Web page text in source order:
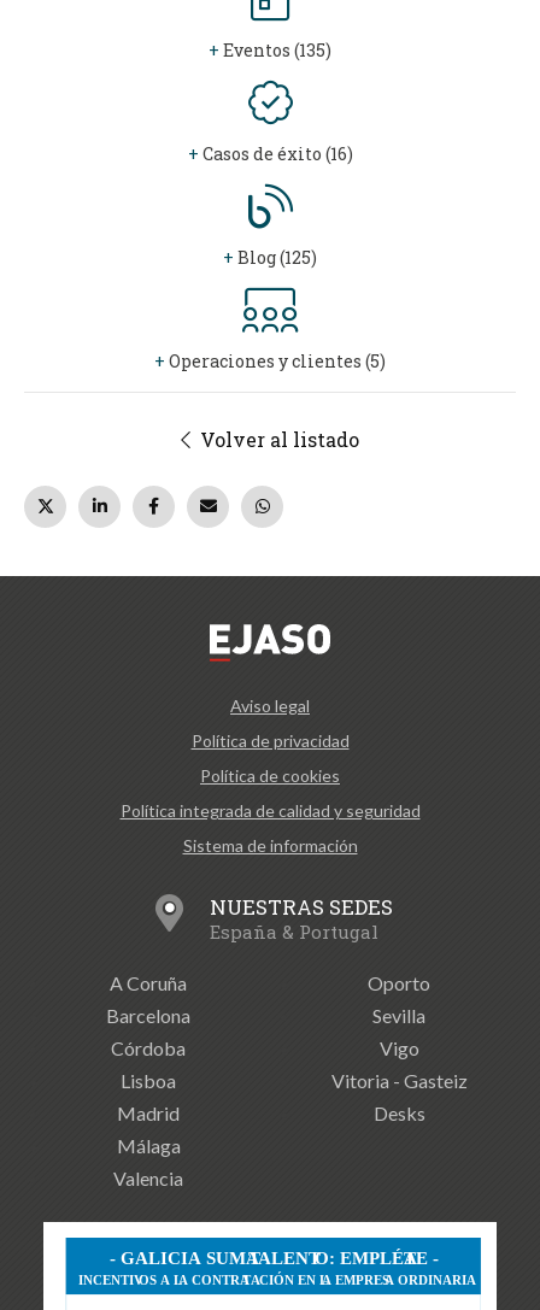
+ Eventos (135)
+ Casos de éxito (16)
+ Blog (125)
+ Operaciones y clientes (5)
Volver al listado
Aviso legal
Política de privacidad
Política de cookies
Política integrada de calidad y seguridad
Sistema de información
NUESTRAS SEDES
España & Portugal
A Coruña
Barcelona
Córdoba
Lisboa
Madrid
Málaga
Valencia
Oporto
Sevilla
Vigo
Vitoria - Gasteiz
Desks